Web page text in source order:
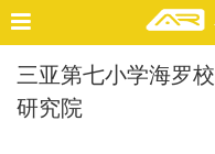
精选案例
建 筑
三亚第七小学海罗
研究院